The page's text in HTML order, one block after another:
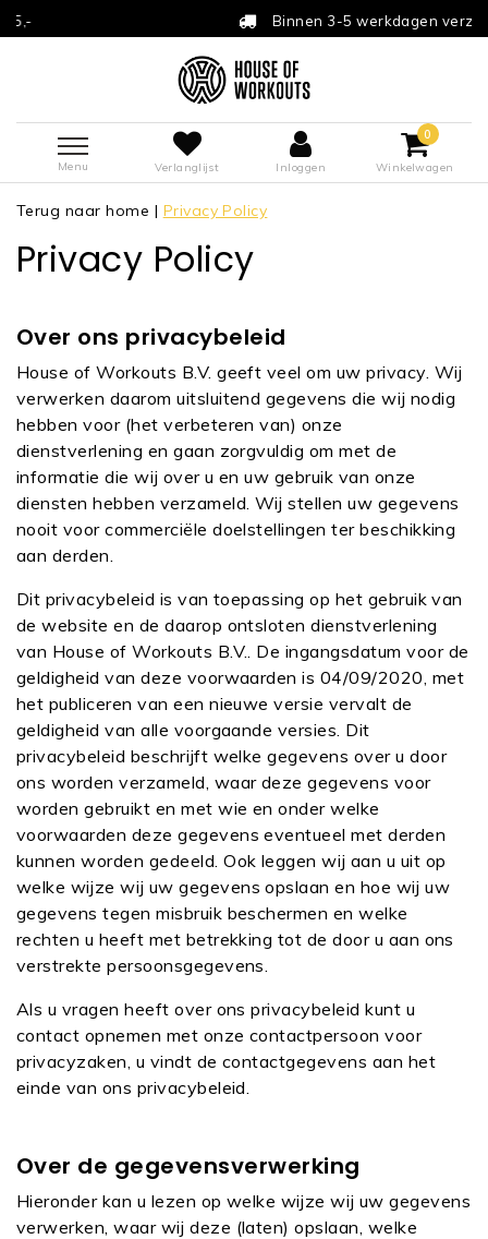
Binnen 3-5 werkdagen verzonden
Menu Verlanglijst Inloggen
0
Winkelwagen
Terug naar home | Privacy Policy
Privacy Policy
Over ons privacybeleid
House of Workouts B.V. geeft veel om uw privacy. Wij
verwerken daarom uitsluitend gegevens die wij nodig
hebben voor (het verbeteren van) onze
dienstverlening en gaan zorgvuldig om met de
informatie die wij over u en uw gebruik van onze
diensten hebben verzameld. Wij stellen uw gegevens
nooit voor commerciële doelstellingen ter beschikking
aan derden.
Dit privacybeleid is van toepassing op het gebruik van
de website en de daarop ontsloten dienstverlening
van House of Workouts B.V.. De ingangsdatum voor de
geldigheid van deze voorwaarden is 04/09/2020, met
het publiceren van een nieuwe versie vervalt de
geldigheid van alle voorgaande versies. Dit
privacybeleid beschrijft welke gegevens over u door
ons worden verzameld, waar deze gegevens voor
worden gebruikt en met wie en onder welke
voorwaarden deze gegevens eventueel met derden
kunnen worden gedeeld. Ook leggen wij aan u uit op
welke wijze wij uw gegevens opslaan en hoe wij uw
gegevens tegen misbruik beschermen en welke
rechten u heeft met betrekking tot de door u aan ons
verstrekte persoonsgegevens.
Als u vragen heeft over ons privacybeleid kunt u
contact opnemen met onze contactpersoon voor
privacyzaken, u vindt de contactgegevens aan het
einde van ons privacybeleid.
Over de gegevensverwerking
Hieronder kan u lezen op welke wijze wij uw gegevens
verwerken, waar wij deze (laten) opslaan, welke